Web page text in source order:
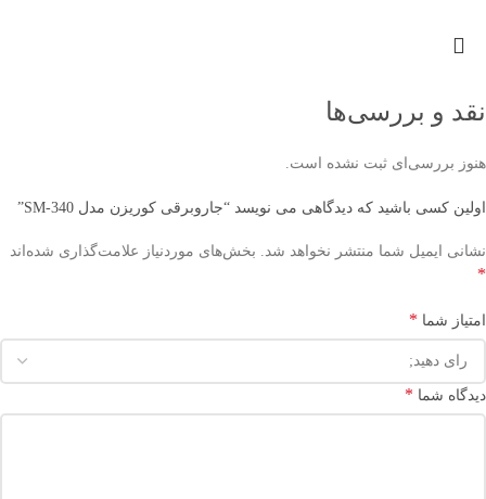
نقد و بررسی‌ها
هنوز بررسی‌ای ثبت نشده است.
اولین کسی باشید که دیدگاهی می نویسد “جاروبرقی کوریزن مدل SM-340”
نشانی ایمیل شما منتشر نخواهد شد. بخش‌های موردنیاز علامت‌گذاری شده‌اند
*
امتیاز شما *
دیدگاه شما *